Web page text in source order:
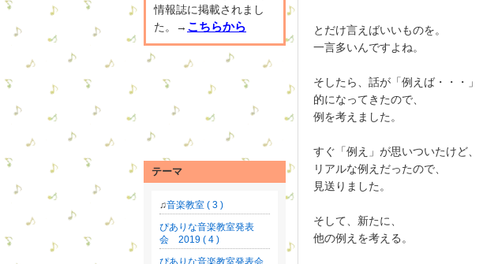
とだけ言えばいいものを。
一言多いんですよね。
そしたら、話が「例えば・・・」
的になってきたので、
例を考えました。
すぐ「例え」が思いついたけど、
リアルな例えだったので、
見送りました。
そして、新たに、
他の例えを考える。
情報誌に掲載されまし
た。→ こちらから
テーマ
音楽教室 ( 3 )
ぴありな音楽教室発表
会 2019 ( 4 )
ぴありな音楽教室発表会